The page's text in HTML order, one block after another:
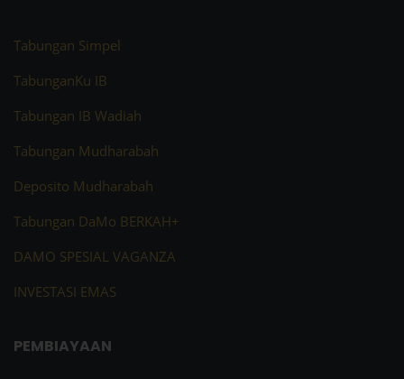
Tabungan Simpel
TabunganKu IB
Tabungan IB Wadiah
Tabungan Mudharabah
Deposito Mudharabah
Tabungan DaMo BERKAH+
DAMO SPESIAL VAGANZA
INVESTASI EMAS
PEMBIAYAAN